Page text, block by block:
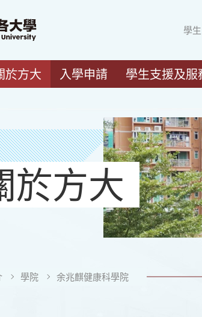
學生
於方大 入學申請 學生支援及服
於方大
學院 余兆麒健康科學院